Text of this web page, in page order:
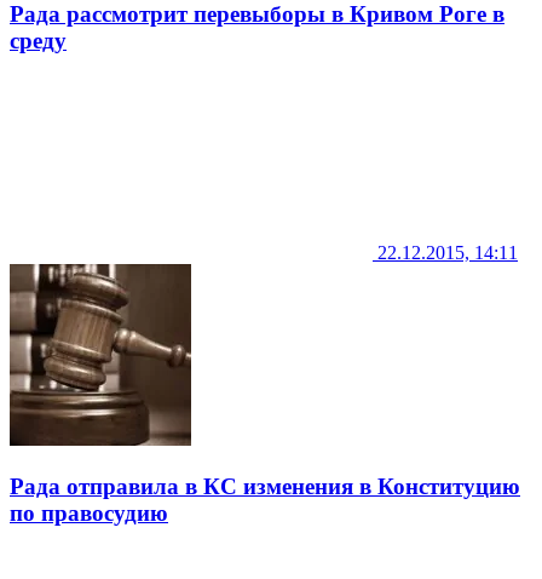
Рада рассмотрит перевыборы в Кривом Роге в
среду
22.12.2015, 14:11
Рада отправила в КС изменения в Конституцию
по правосудию